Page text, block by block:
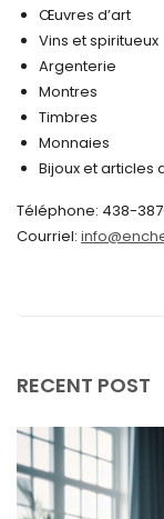
octobre 2024
septembre 2024
août 2024
mai 2024
avril 2024
octobre 2023
septembre 2023
Œuvres d’art
Vins et spiritueux
Argenterie
Montres
Timbres
Monnaies
Bijoux et articles
Téléphone: 438-
Courriel:
RECENT POST